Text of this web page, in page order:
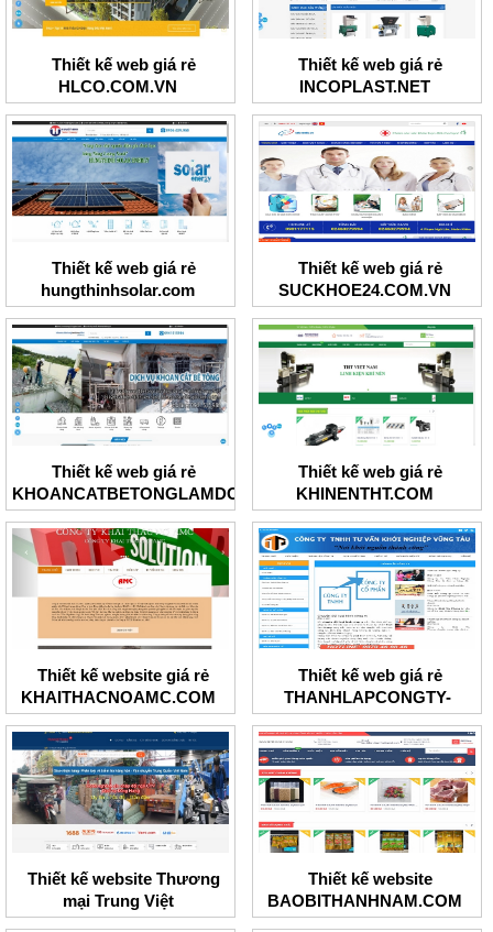
Thiết kế web giá rẻ
HLCO.COM.VN
Thiết kế web giá rẻ
INCOPLAST.NET
Thiết kế web giá rẻ
hungthinhsolar.com
Thiết kế web giá rẻ
SUCKHOE24.COM.VN
Thiết kế web giá rẻ
KHOANCATBETONGLAMDONG
Thiết kế web giá rẻ
KHINENTHT.COM
Thiết kế website giá rẻ
KHAITHACNOAMC.COM
Thiết kế web giá rẻ
THANHLAPCONGTY-
BRT.COM
Thiết kế website Thương
mại Trung Việt
Thiết kế website
BAOBITHANHNAM.COM